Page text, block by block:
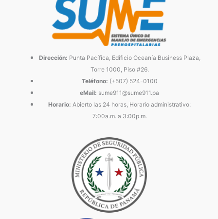
Dirección: Punta Pacífica, Edificio Oceanía Business Plaza,
Torre 1000, Piso #26.
Teléfono: (+507) 524-0100
eMail: sume911@sume911.pa
Horario: Abierto las 24 horas, Horario administrativo:
7:00a.m. a 3:00p.m.